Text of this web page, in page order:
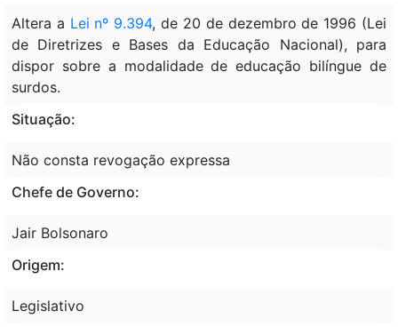
Altera a Lei nº 9.394, de 20 de dezembro de 1996 (Lei
de Diretrizes e Bases da Educação Nacional), para
dispor sobre a modalidade de educação bilíngue de
surdos.
Situação:
Não consta revogação expressa
Chefe de Governo:
Jair Bolsonaro
Origem:
Legislativo